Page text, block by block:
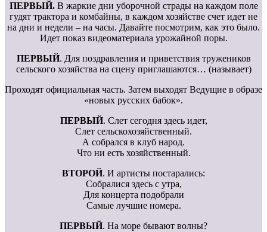
ПЕРВЫЙ.В жаркие дни уборочной страды на каждом поле
гудят трактора и комбайны, в каждом хозяйстве счет идет не
на дни и недели – на часы. Давайте посмотрим, как это было.
Идет показ видеоматериала урожайной поры.
ПЕРВЫЙ. Для поздравления и приветствия тружеников
сельского хозяйства на сцену приглашаются… (называет)
Проходят официальная часть. Затем выходят Ведущие в образе
«новых русских бабок».
ПЕРВЫЙ. Слет сегодня здесь идет,
Слет сельскохозяйственный.
А собрался в клуб народ.
Что ни есть хозяйственный.
ВТОРОЙ. И артисты постарались:
Собралися здесь с утра,
Для концерта подобрали
Самые лучшие номера.
ПЕРВЫЙ. На море бывают волны?